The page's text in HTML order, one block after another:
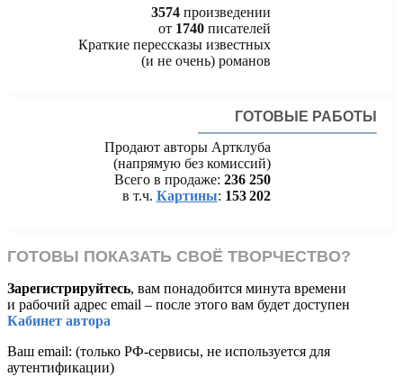
3574произведении
от 1740писателей
Краткие перессказы известных
(и не очень) романов
ГОТОВЫЕ РАБОТЫ
Продают авторы Артклуба
(напрямую без комиссий)
Всего в продаже: 236 250
в т.ч. Картины: 153 202
ГОТОВЫ ПОКАЗАТЬ СВОЁ ТВОРЧЕСТВО?
Зарегистрируйтесь, вам понадобится минута времени
и рабочий адрес email – после этого вам будет доступен
Кабинет автора
Ваш email: (только РФ-сервисы, не используется для
аутентификации)